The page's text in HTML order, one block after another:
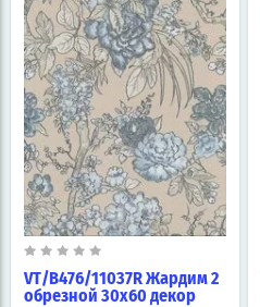
VT/B476/11037R Жардим 2
обрезной 30х60 декор